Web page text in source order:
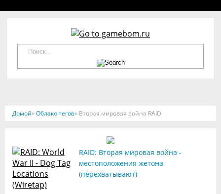
Домой»Облако тегов» Вторая мировая война RAID
RAID: Вторая мировая война -
местоположения жетона
(перехватывают)